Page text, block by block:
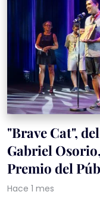
"Brave Cat",
Gabriel
Premio del
Hace 1 mes